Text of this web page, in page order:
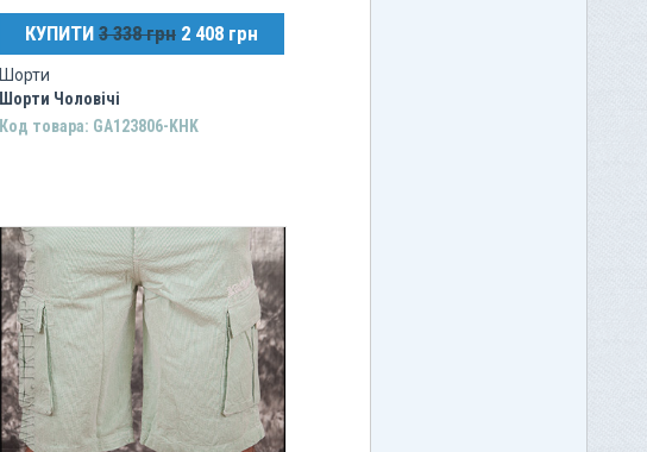
КУПИТИ 3 338 грн 2 408 грн
Шорти
Шорти Чоловічі
Код товара: GA123806-KHK